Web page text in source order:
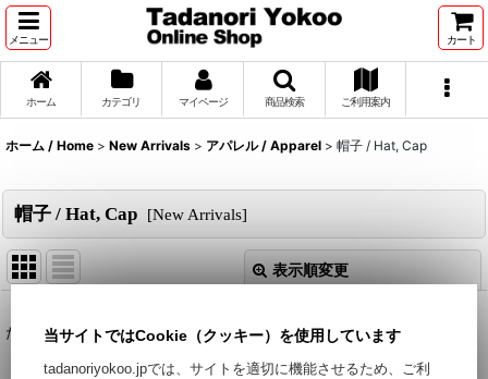
メニュー カート
ホーム カテゴリ マイページ 商品検索 ご利用案内
ホーム / Home > New Arrivals > アパレル / Apparel > 帽子 / Hat, Cap
帽子 / Hat, Cap [New Arrivals]
表示順変更
表示数:
ただいま準備中です。今しばらくお待ちください。
当サイトではCookie（クッキー）を使用しています
tadanoriyokoo.jpでは、サイトを適切に機能させるため、ご利